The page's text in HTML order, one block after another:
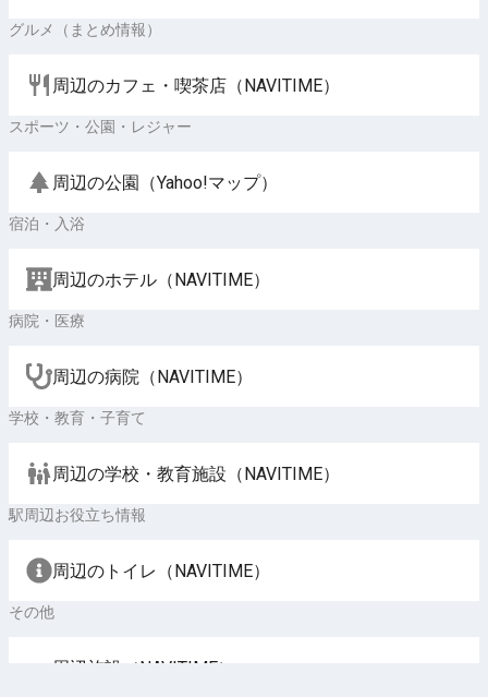
グルメ（まとめ情報）
周辺のカフェ・喫茶店（NAVITIME）
スポーツ・公園・レジャー
周辺の公園（Yahoo!マップ）
宿泊・入浴
周辺のホテル（NAVITIME）
病院・医療
周辺の病院（NAVITIME）
学校・教育・子育て
周辺の学校・教育施設（NAVITIME）
駅周辺お役立ち情報
周辺のトイレ（NAVITIME）
その他
周辺施設（NAVITIME）